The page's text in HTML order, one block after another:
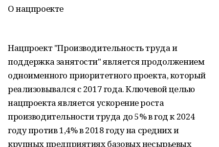
О нацпроекте
Нацпроект "Производительность труда и
поддержка занятости" является продолжением
одноименного приоритетного проекта, который
реализовывался с 2017 года. Ключевой целью
нацпроекта является ускорение роста
производительности труда до 5% в год к 2024
году против 1,4% в 2018 году на средних и
крупных предприятиях базовых несырьевых